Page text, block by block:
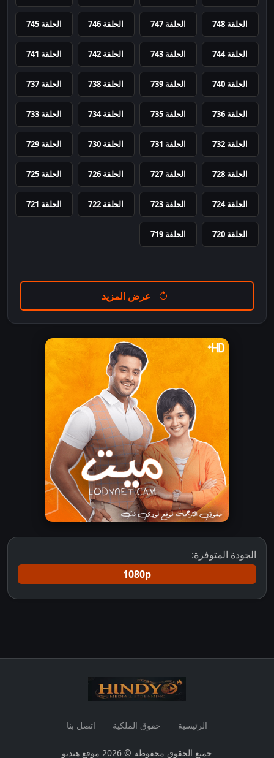
الحلقة 748 الحلقة 747 الحلقة 746 الحلقة 745
الحلقة 744 الحلقة 743 الحلقة 742 الحلقة 741
الحلقة 740 الحلقة 739 الحلقة 738 الحلقة 737
الحلقة 736 الحلقة 735 الحلقة 734 الحلقة 733
الحلقة 732 الحلقة 731 الحلقة 730 الحلقة 729
الحلقة 728 الحلقة 727 الحلقة 726 الحلقة 725
الحلقة 724 الحلقة 723 الحلقة 722 الحلقة 721
الحلقة 720 الحلقة 719
عرض المزيد
الجودة المتوفرة:
1080p
الرئيسية حقوق الملكية اتصل بنا
جميع الحقوق محفوظة © 2026 موقع هنديو